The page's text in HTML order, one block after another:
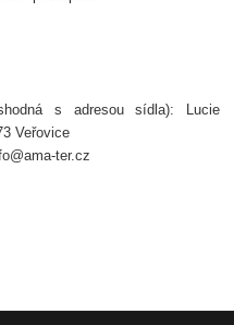
s adresou sídla): Lucie
Veřovice
ter.cz